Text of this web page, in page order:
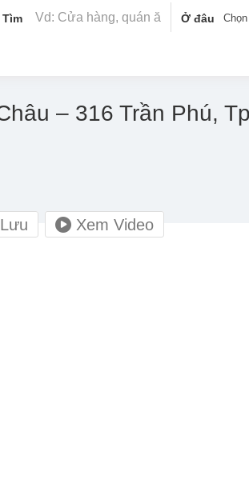
Tìm Ở đâu
– 316 Trần Phú, Tp
Lưu Xem Video